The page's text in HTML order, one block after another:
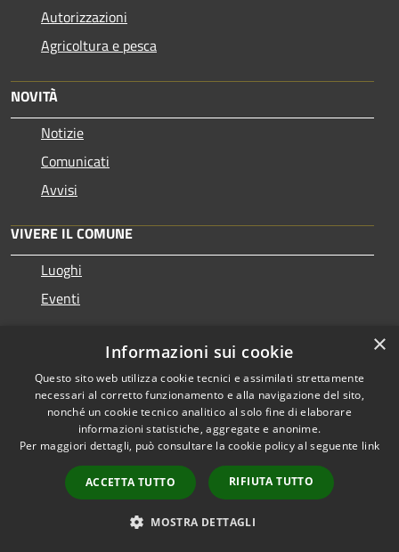
Autorizzazioni
Agricoltura e pesca
NOVITÀ
Notizie
Comunicati
Avvisi
VIVERE IL COMUNE
Luoghi
Eventi
Comune di Viano
Via San Polo, 1 - 42030 - Viano
Codice Fiscale: 00431850353
viano@cert.provincia.re.it
Telefono: 0522-988321
×
Informazioni sui cookie
Questo sito web utilizza cookie tecnici e assimilati strettamente
necessari al corretto funzionamento e alla navigazione del sito,
nonché un cookie tecnico analitico al solo fine di elaborare
informazioni statistiche, aggregate e anonime.
Per maggiori dettagli, può consultare la cookie policy al seguente link
ACCETTA TUTTO RIFIUTA TUTTO
MOSTRA DETTAGLI